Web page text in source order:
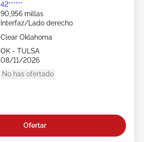
42******
90,956 millas
Interfaz/Lado derecho
Clear Oklahoma
OK - TULSA
08/11/2026
No has ofertado
Ofertar